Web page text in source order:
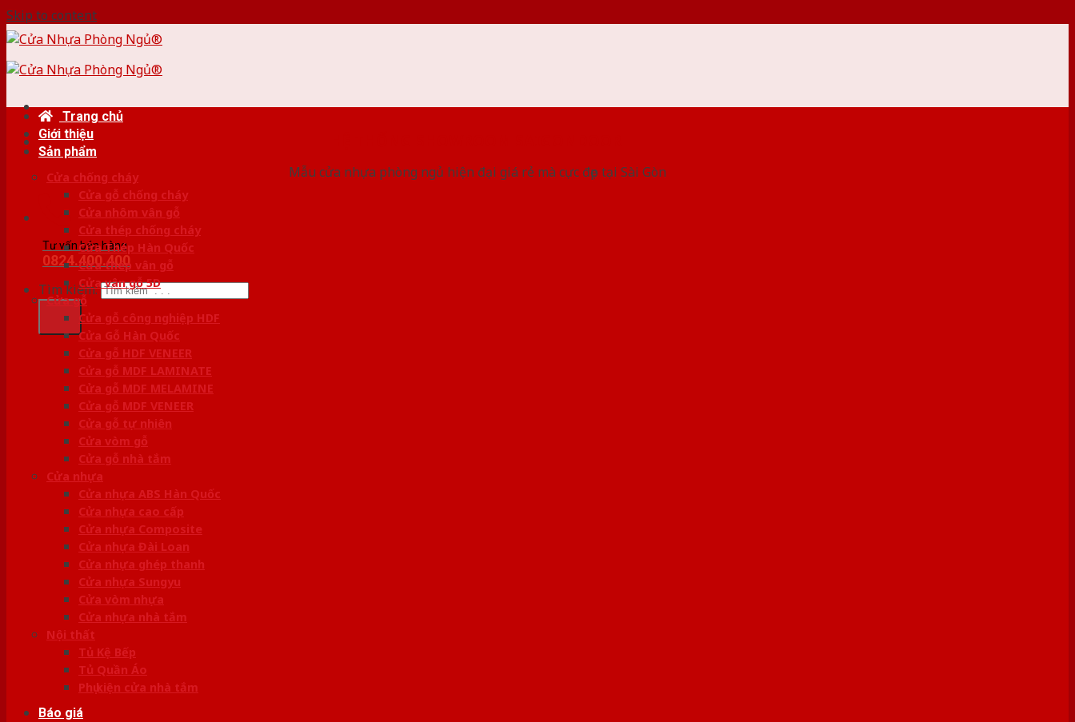
Skip to content
Mẫu cửa nhựa phòng ngủ hiện đại giá rẻ mà cực đẹp tại Sài Gòn
Tư vấn bán hàng
0824.400.400
Tìm kiếm:
Trang chủ
Giới thiệu
Sản phẩm
Cửa chống cháy
Cửa gỗ chống cháy
Cửa nhôm vân gỗ
Cửa thép chống cháy
Cửa Thép Hàn Quốc
Cửa thép vân gỗ
Cửa vân gỗ 5D
Cửa gỗ
Cửa gỗ công nghiệp HDF
Cửa Gỗ Hàn Quốc
Cửa gỗ HDF VENEER
Cửa gỗ MDF LAMINATE
Cửa gỗ MDF MELAMINE
Cửa gỗ MDF VENEER
Cửa gỗ tự nhiên
Cửa vòm gỗ
Cửa gỗ nhà tắm
Cửa nhựa
Cửa nhựa ABS Hàn Quốc
Cửa nhựa cao cấp
Cửa nhựa Composite
Cửa nhựa Đài Loan
Cửa nhựa ghép thanh
Cửa nhựa Sungyu
Cửa vòm nhựa
Cửa nhựa nhà tắm
Nội thất
Tủ Kệ Bếp
Tủ Quần Áo
Phụ kiện cửa nhà tắm
Báo giá